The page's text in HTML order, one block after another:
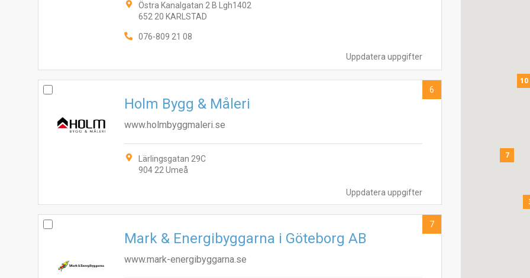
Uppdatera uppgifter
Östra Kanalgatan 2 B Lgh1402
652 20 KARLSTAD
076-809 21 08
Uppdatera uppgifter
Holm Bygg & Måleri
www.holmbyggmaleri.se
Lärlingsgatan 29C
904 22 Umeå
6
Mark & Energibyggarna i Göteborg AB
www.mark-energibyggarna.se
7
7
10